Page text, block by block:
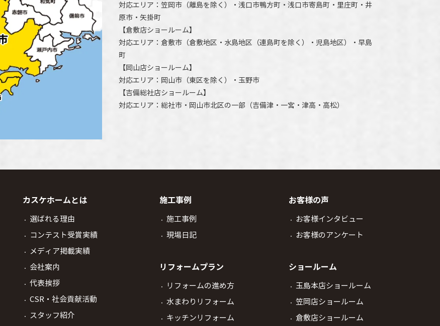
対応エリア： 笠岡市（離島を除く） ・ 浅口市鴨方町・ 浅口市寄島町・里庄町・ 井
原市 ・矢掛町
【倉敷店ショールーム】
対応エリア： 倉敷市 （倉敷地区・水島地区（連島町を除く）・児島地区）・早島
町
【岡山店ショールーム】
対応エリア： 岡山市 （東区を除く）・玉野市
【吉備総社店ショールーム】
対応エリア： 総社市 ・ 岡山市北区の一部（吉備津・一宮・津高・高松）
カスケホームとは
選ばれる理由
コンテスト受賞実績
メディア掲載実績
会社案内
代表挨拶
CSR・社会貢献活動
スタッフ紹介
施工事例
施工事例
現場日記
リフォームプラン
リフォームの進め方
水まわりリフォーム
キッチンリフォーム
お客様の声
お客様インタビュー
お客様のアンケート
ショールーム
玉島本店ショールーム
笠岡店ショールーム
倉敷店ショールーム